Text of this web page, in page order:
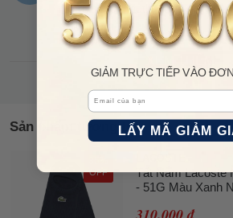
Chuẩn hàng auth, hàng giống
chuẩn y hình
Sản phẩm tương tự
OFF
Tất Nam Lacoste
- 51G Màu Xanh
GIẢM TRỰC TIẾP VÀO
Email
LẤY MÃ GIẢM